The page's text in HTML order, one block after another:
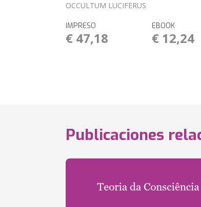
OCCULTUM LUCIFERUS
IMPRESO
€ 47,18
EBOOK
€ 12,24
Publicaciones